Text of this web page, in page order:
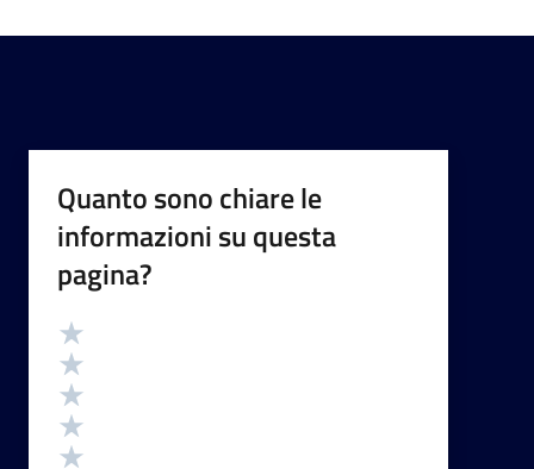
Quanto sono chiare le
informazioni su questa
pagina?
Valutazione